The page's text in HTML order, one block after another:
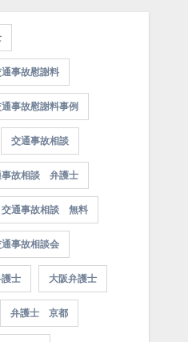
事故慰謝料
事故慰謝料事例
交通事故相談
事故相談 弁護士
交通事故相談 無料
事故相談会
士 大阪弁護士
弁護士 京都